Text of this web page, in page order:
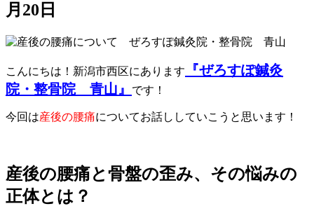
月20日
こんにちは！新潟市西区にあります
『ぜろすぽ鍼灸
院・整骨院 青山』
です！
今回は産後の腰痛についてお話ししていこうと思います！
産後の腰痛と骨盤の歪み、その悩みの
正体とは？